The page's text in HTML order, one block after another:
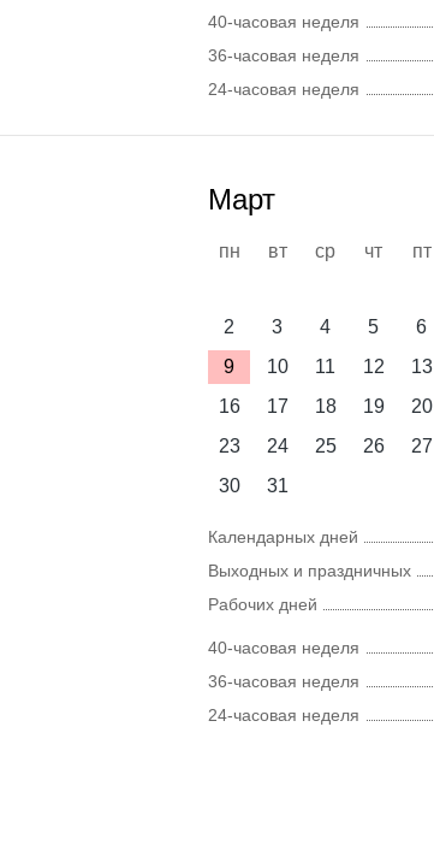
40-часовая неделя
36-часовая неделя
24-часовая неделя
Март
пн вт ср чт пт
2
3 4 5 6
9
10 11 12 13
16
17 18 19 20
23
24 25 26 27
30
31
Календарных дней
Выходных и праздничных
Рабочих дней
40-часовая неделя
36-часовая неделя
24-часовая неделя